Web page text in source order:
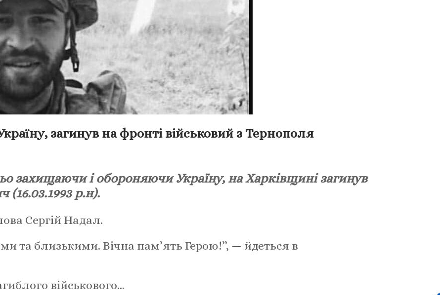
загинув на фронті військовий з Тернополя
захищаючи і обороняючи Україну, на Харківщині загинув
р.н).
Сергій Надал.
та близькими. Вічна пам’ять Герою!”, — йдеться в
військового…